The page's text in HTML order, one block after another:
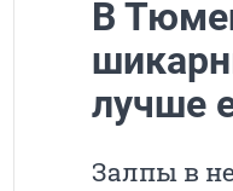
В
лучше
Залпы в